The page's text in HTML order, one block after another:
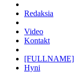
Redaksia
Video
Kontakt
[FULLNAME]
Hyni